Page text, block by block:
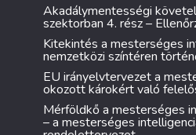
Akadálymentességi
szektorban 4. rész –
Kitekintés a mesterséges
nemzetközi színtéren
EU irányelvtervezet a
okozott károkért való
Mérföldkő a mesterséges
– a mesterséges